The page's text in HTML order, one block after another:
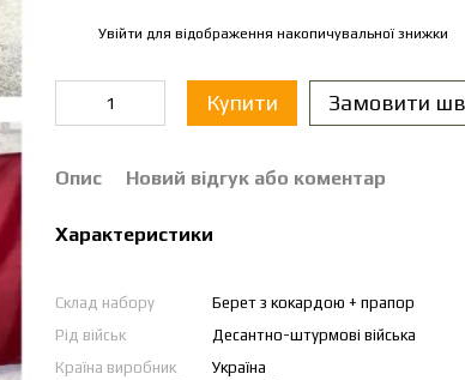
Увійти для відображення накопичувальної знижки
Купити Замовити
Опис Новий відгук або коментар
Характеристики
Склад набору
Берет з кокардою + прапор
Рід військ
Десантно-штурмові війська
Країна виробник
Україна